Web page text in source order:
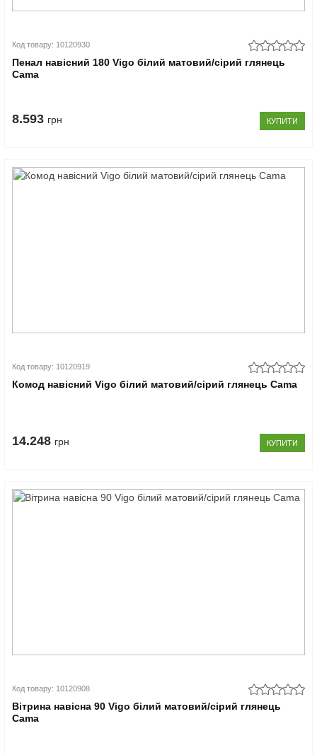
Код товару: 10120930
Пенал навісний 180 Vigo білий матовий/сірий глянець
Cama
8.593 грн КУПИТИ
Код товару: 10120919
Комод навісний Vigo білий матовий/сірий глянець Cama
14.248 грн КУПИТИ
Код товару: 10120908
Вітрина навісна 90 Vigo білий матовий/сірий глянець
Cama